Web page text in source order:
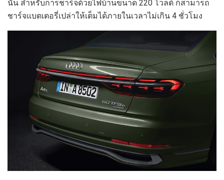
นั้น สำหรับการชาร์จด้วยไฟบ้านขนาด 220 โวลต์ ก็สามารถ
ชาร์จแบตเตอรี่เปล่าให้เต็มได้ภายในเวลาไม่เกิน 4 ชั่วโมง